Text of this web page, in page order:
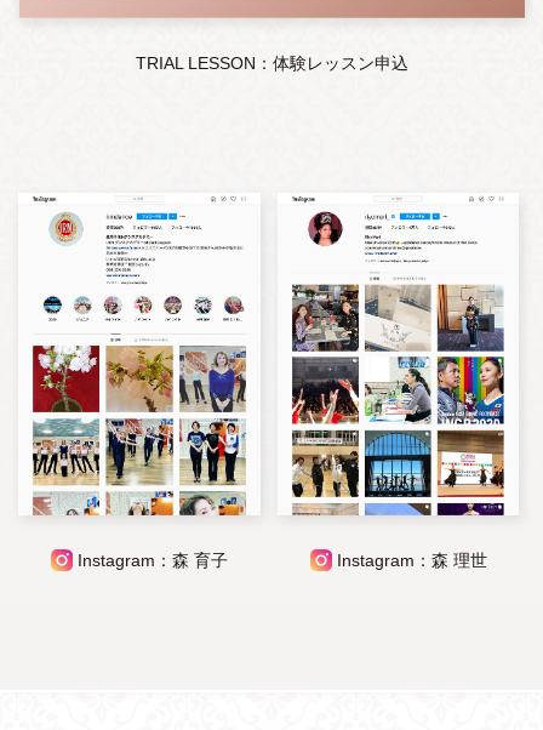
TRIAL LESSON：体験レッスン申込
Instagram：森 育子 Instagram：森 理世